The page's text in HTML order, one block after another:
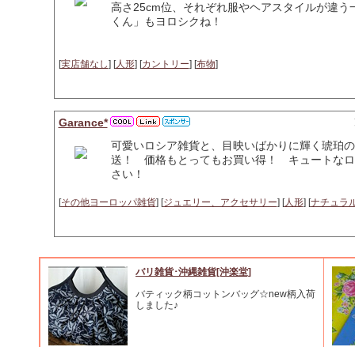
高さ25cm位、それぞれ服やヘアスタイルが違
くん」もヨロシクね！
[実店舗なし] [人形] [カントリー] [布物]
Garance*
可愛いロシア雑貨と、目映いばかりに輝く琥珀
送！ 価格もとってもお買い得！ キュートなロ
さい！
[その他ヨーロッパ雑貨] [ジュエリー、アクセサリー] [人形] [ナチュラ
バリ雑貨･沖縄雑貨[沖楽堂]
バティック柄コットンバッグ☆new柄入荷
しました♪